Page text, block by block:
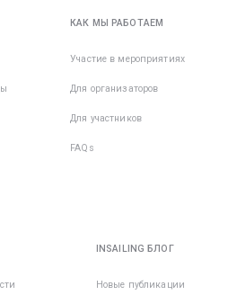
КАК МЫ РАБОТАЕМ
Участие в мероприятиях
Для организаторов
Для участников
FAQs
INSAILING БЛОГ
Новые публикации